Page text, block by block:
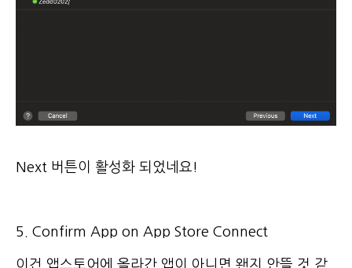
Next 버튼이 활성화 되었네요!
5. Confirm App on App Store Connect
이건 앱스토어에 올라간 앱이 아니면 왠지 안뜰 것 같